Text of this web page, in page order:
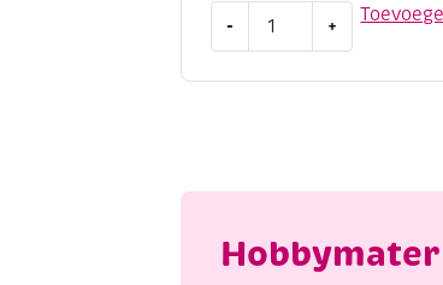
-
1
turquoise
+